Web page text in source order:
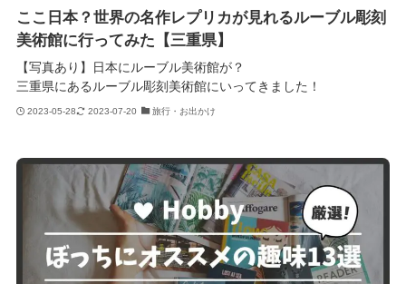
ここ日本？世界の名作レプリカが見れるルーブル彫刻
美術館に行ってみた【三重県】
【写真あり】日本にルーブル美術館が？
三重県にあるルーブル彫刻美術館にいってきました！
2023-05-28 2023-07-20 旅行・お出かけ